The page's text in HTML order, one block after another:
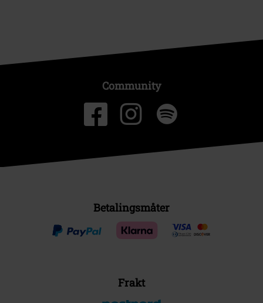
Community
Betalingsmåter
Frakt